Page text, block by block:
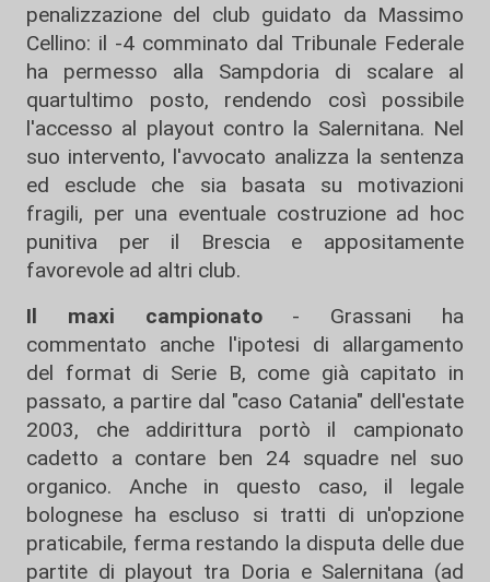
penalizzazione del club guidato da Massimo
Cellino: il -4 comminato dal Tribunale Federale
ha permesso alla Sampdoria di scalare al
quartultimo posto, rendendo così possibile
l'accesso al playout contro la Salernitana. Nel
suo intervento, l'avvocato analizza la sentenza
ed esclude che sia basata su motivazioni
fragili, per una eventuale costruzione ad hoc
punitiva per il Brescia e appositamente
favorevole ad altri club.
Il maxi campionato - Grassani ha
commentato anche l'ipotesi di allargamento
del format di Serie B, come già capitato in
passato, a partire dal "caso Catania" dell'estate
2003, che addirittura portò il campionato
cadetto a contare ben 24 squadre nel suo
organico. Anche in questo caso, il legale
bolognese ha escluso si tratti di un'opzione
praticabile, ferma restando la disputa delle due
partite di playout tra Doria e Salernitana (ad